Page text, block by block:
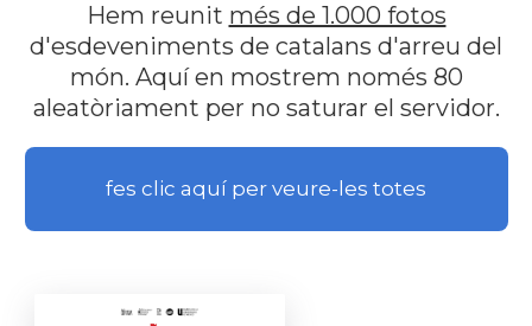
Hem reunit més de 1.000 fotos
d'esdeveniments de catalans d'arreu del
món. Aquí en mostrem només 80
aleatòriament per no saturar el servidor.
fes clic aquí per veure-les totes